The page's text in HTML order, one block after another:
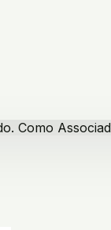
Como